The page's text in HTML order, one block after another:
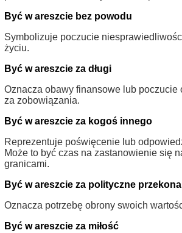
Być w areszcie bez powodu
Symbolizuje poczucie
życiu.
Być w areszcie za długi
Oznacza obawy finansowe lub poczucie
za zobowiązania.
Być w areszcie za kogoś innego
Reprezentuje poświęcenie lub
Może to być czas na zastanowienie się
granicami.
Być w areszcie za polityczne
Oznacza potrzebę obrony swoich
Być w areszcie za miłość